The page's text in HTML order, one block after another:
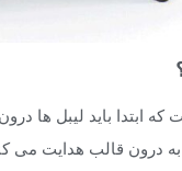
ابتدا باید لیبل ها
درون قالب هدایت می